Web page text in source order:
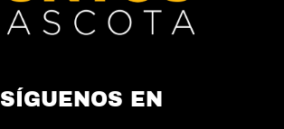
SÍGUENOS EN